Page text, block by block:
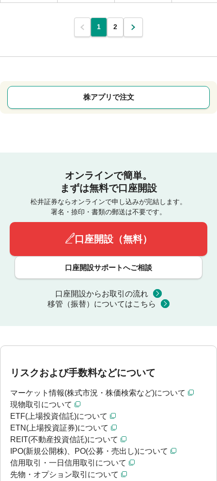
1 2
株アプリで注文
オンラインで簡単。
まずは無料で口座開設
松井証券ならオンラインで申し込みが完結します。
署名・捺印・書類の郵送は不要です。
口座開設（無料）
口座開設サポートへご相談
口座開設からお取引の流れ
移管（振替）についてはこちら
リスクおよび手数料などについて
マーケット情報(株式市況・株価検索など)について
現物取引について
ETF(上場投資信託)について
ETN(上場投資証券)について
REIT(不動産投資信託)について
IPO(新規公開株)、PO(公募・売出し)について
信用取引・一日信用取引について
先物・オプション取引について